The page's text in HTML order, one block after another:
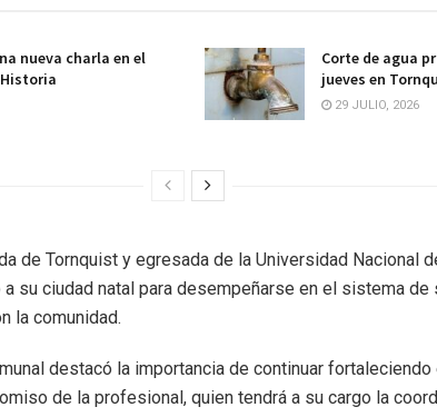
nueva charla en el
Historia
Corte de agua
jueves en
29 JULIO, 2026
de Tornquist y egresada de la Universidad Nacional
su ciudad natal para desempeñarse en el sistema de
la comunidad.
destacó la importancia de continuar
de la profesional, quien tendrá a su cargo la